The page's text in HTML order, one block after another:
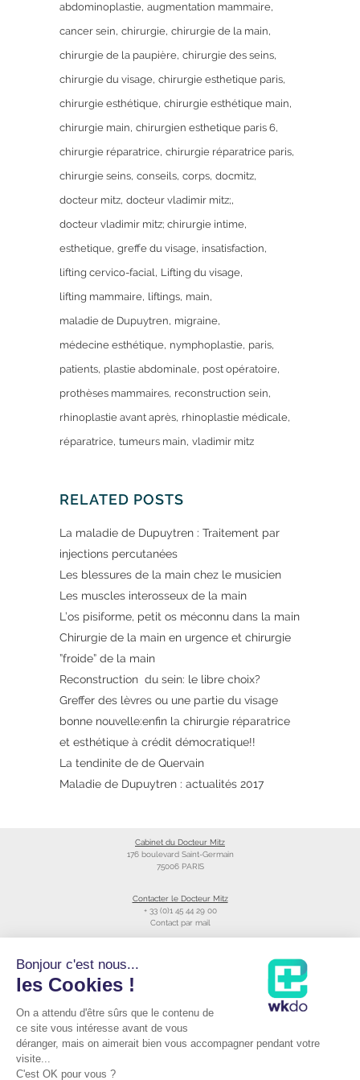
abdominoplastie augmentation mammaire
cancer sein chirurgie chirurgie de la main
chirurgie de la paupière chirurgie des seins
chirurgie du visage chirurgie esthetique paris
chirurgie esthétique chirurgie esthétique main
chirurgie main chirurgien esthetique paris 6
chirurgie réparatrice chirurgie réparatrice paris
chirurgie seins conseils corps docmitz
docteur mitz docteur vladimir mitz;
docteur vladimir mitz; chirurgie intime
esthetique greffe du visage insatisfaction
lifting cervico-facial Lifting du visage
lifting mammaire liftings main
maladie de Dupuytren migraine
médecine esthétique nymphoplastie paris
patients plastie abdominale post opératoire
prothèses mammaires reconstruction sein
rhinoplastie avant après rhinoplastie médicale
réparatrice tumeurs main vladimir mitz
RELATED POSTS
La maladie de Dupuytren : Traitement par
injections percutanées
Les blessures de la main chez le musicien
Les muscles interosseux de la main
L’os pisiforme, petit os méconnu dans la main
Chirurgie de la main en urgence et chirurgie
”froide” de la main
Reconstruction du sein: le libre choix?
Greffer des lèvres ou une partie du visage
bonne nouvelle:enfin la chirurgie réparatrice
et esthétique à crédit démocratique!!
La tendinite de de Quervain
Maladie de Dupuytren : actualités 2017
Cabinet du Docteur Mitz
176 boulevard Saint-Germain
75006 PARIS
Contacter le Docteur Mitz
+ 33 (0)1 45 44 29 00
Contact par mail
Raccourcis
Prendre RDV avec le Docteur Mitz
Podcast du Dr Mitz
Bonjour c'est nous...
les Cookies !
On a attendu d'être sûrs que le contenu de
ce site vous intéresse avant de vous
déranger, mais on aimerait bien vous accompagner pendant votre
visite...
C'est OK pour vous ?